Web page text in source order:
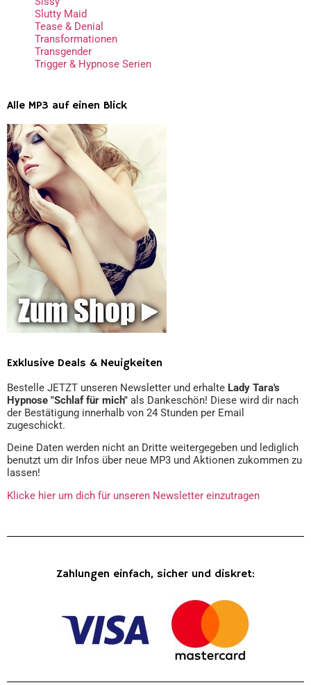
Slutty Maid
Tease & Denial
Transformationen
Transgender
Trigger & Hypnose Serien
Alle MP3 auf einen Blick
Exklusive Deals & Neuigkeiten
Bestelle JETZT unseren Newsletter und erhalte Lady Tara's
Hypnose "Schlaf für mich" als Dankeschön! Diese wird dir nach
der Bestätigung innerhalb von 24 Stunden per Email
zugeschickt.
Deine Daten werden nicht an Dritte weitergegeben und lediglich
benutzt um dir Infos über neue MP3 und Aktionen zukommen zu
lassen!
Klicke hier um dich für unseren Newsletter einzutragen
Zahlungen einfach, sicher und diskret: